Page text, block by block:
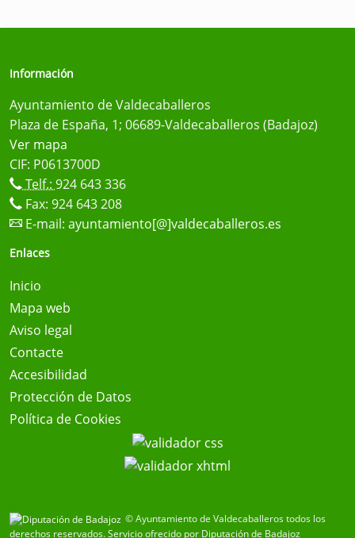
Información
Ayuntamiento de Valdecaballeros
Plaza de España, 1; 06689-Valdecaballeros (Badajoz)
Ver mapa
CIF: P0613700D
Telf.: 924 643 336
Fax: 924 643 208
E-mail: ayuntamiento[@]valdecaballeros.es
Enlaces
Inicio
Mapa web
Aviso legal
Contacte
Accesibilidad
Protección de Datos
Política de Cookies
© Ayuntamiento de Valdecaballeros todos los
derechos reservados.Servicio ofrecido por Diputación de Badajoz